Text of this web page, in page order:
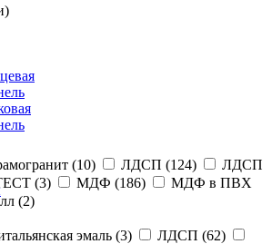
(10) ЛДСП (124)
ЛДСП
(3) МДФ (186)
МДФ в ПВХ
(2)
эмаль (3) ЛДСП (62)